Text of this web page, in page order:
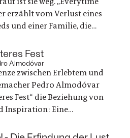
erzählt vom Verlust eines
und einer Familie, die
wird zu einem
Trauer, Erinnerungen
die nie innehält.
Fest
Almodóvar
zwischen Erlebtem und
Pedro Almodóvar
Fest“ die Beziehung von
Inspiration: Eine
um zu trauern und ein